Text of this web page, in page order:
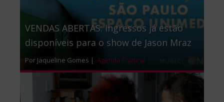
VENDAS ABERTAS: Ingressos já estão
disponíveis para o show de Jason Mraz
Por Jaqueline Gomes | Agenda Cultural